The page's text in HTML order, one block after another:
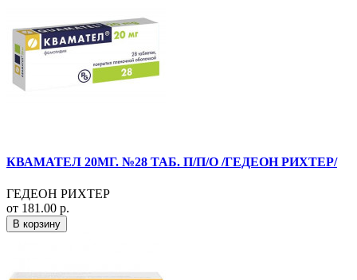
КВАМАТЕЛ 20МГ. №28 ТАБ. П/П/О /ГЕДЕОН РИХТЕР/
ГЕДЕОН РИХТЕР
от 181.00 р.
В корзину